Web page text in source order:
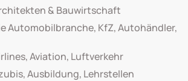
& Bauwirtschaft
Automobilbranche, KfZ, Autohändler,
Aviation, Luftverkehr
Ausbildung, Lehrstellen